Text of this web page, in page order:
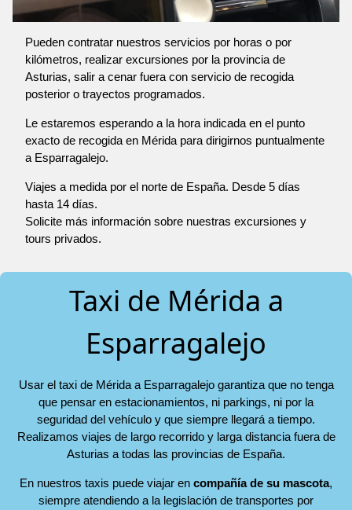
Pueden contratar nuestros servicios por horas o por
kilómetros, realizar excursiones por la provincia de
Asturias, salir a cenar fuera con servicio de recogida
posterior o trayectos programados.
Le estaremos esperando a la hora indicada en el punto
exacto de recogida en Mérida para dirigirnos puntualmente
a Esparragalejo.
Viajes a medida por el norte de España. Desde 5 días
hasta 14 días.
Solicite más información sobre nuestras excursiones y
tours privados.
Taxi de Mérida a
Esparragalejo
Usar el taxi de Mérida a Esparragalejo garantiza que no tenga
que pensar en estacionamientos, ni parkings, ni por la
seguridad del vehículo y que siempre llegará a tiempo.
Realizamos viajes de largo recorrido y larga distancia fuera de
Asturias a todas las provincias de España.
En nuestros taxis puede viajar en compañía de su mascota,
siempre atendiendo a la legislación de transportes por